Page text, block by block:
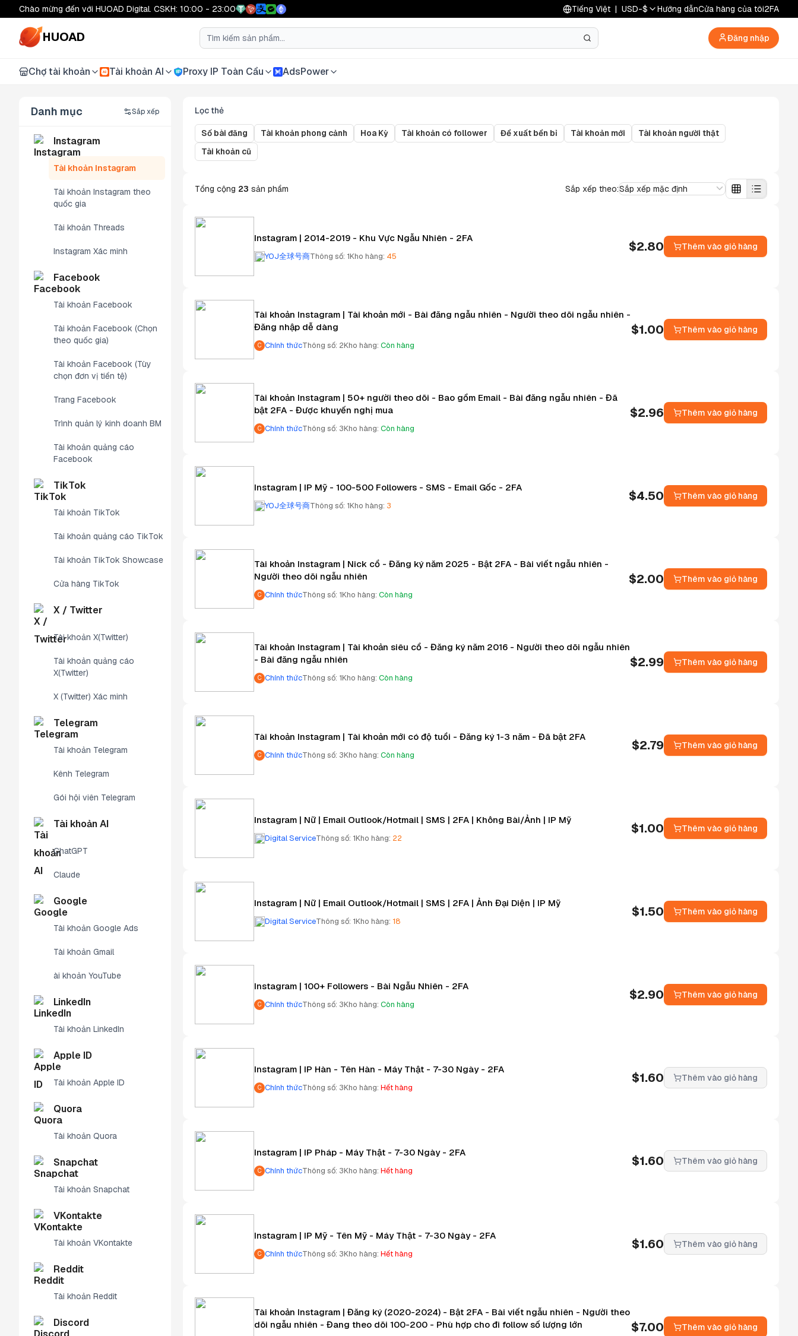
Chào mừng đến với HUOAD Digital. CSKH: 10:00 - 23:00 Tiếng Việt | USD-$ Hướng dẫnCửa hàng của tôi2FA
HUOAD Đăng nhập
Chợ tài khoản AI Tài khoản AI Proxy IP Toàn Cầu AdsPower
Danh mục Sắp xếp
Instagram
Tài khoản Instagram
Tài khoản Instagram theo
quốc gia
Tài khoản Threads
Instagram Xác minh
Facebook
Tài khoản Facebook
Tài khoản Facebook (Chọn
theo quốc gia)
Tài khoản Facebook (Tùy
chọn đơn vị tiền tệ)
Trang Facebook
Trình quản lý kinh doanh BM
Tài khoản quảng cáo
Facebook
TikTok
Tài khoản TikTok
Tài khoản quảng cáo TikTok
Tài khoản TikTok Showcase
Cửa hàng TikTok
X / Twitter
Tài khoản X(Twitter)
Tài khoản quảng cáo
X(Twitter)
X (Twitter) Xác minh
Telegram
Tài khoản Telegram
Kênh Telegram
Gói hội viên Telegram
Tài khoản AI
ChatGPT
Claude
Google
Tài khoản Google Ads
Tài khoản Gmail
ài khoản YouTube
LinkedIn
Tài khoản LinkedIn
Apple ID
Tài khoản Apple ID
Quora
Tài khoản Quora
Snapchat
Tài khoản Snapchat
VKontakte
Tài khoản VKontakte
Reddit
Tài khoản Reddit
Discord
Lọc thẻ
Số bài đăng Tài khoản phong cảnh Hoa Kỳ Tài khoản có follower Đề xuất bền bỉ Tài khoản mới
Tài khoản người thật
Tài khoản cũ
Tổng cộng 23 sản phẩm Sắp xếp theo:Sắp xếp mặc định
Instagram | 2014-2019 - Khu Vực Ngẫu Nhiên - 2FA
YOJ全球号商Thông số: 1Kho hàng: 45
$2.80 Thêm vào giỏ hàng
Tài khoản Instagram | Tài khoản mới - Bài đăng ngẫu nhiên - Người theo dõi ngẫu nhiên -
Đăng nhập dễ dàng
C Chính thứcThông số: 2Kho hàng: Còn hàng
$1.00 Thêm vào giỏ hàng
Tài khoản Instagram | 50+ người theo dõi - Bao gồm Email - Bài đăng ngẫu nhiên - Đã
bật 2FA - Được khuyến nghị mua
C Chính thứcThông số: 3Kho hàng: Còn hàng
$2.96 Thêm vào giỏ hàng
Instagram | IP Mỹ - 100-500 Followers - SMS - Email Gốc - 2FA
YOJ全球号商Thông số: 1Kho hàng: 3
$4.50 Thêm vào giỏ hàng
Tài khoản Instagram | Nick cổ - Đăng ký năm 2025 - Bật 2FA - Bài viết ngẫu nhiên -
Người theo dõi ngẫu nhiên
C Chính thứcThông số: 1Kho hàng: Còn hàng
$2.00 Thêm vào giỏ hàng
Tài khoản Instagram | Tài khoản siêu cổ - Đăng ký năm 2016 - Người theo dõi ngẫu nhiên
- Bài đăng ngẫu nhiên
C Chính thứcThông số: 1Kho hàng: Còn hàng
$2.99 Thêm vào giỏ hàng
Tài khoản Instagram | Tài khoản mới có độ tuổi - Đăng ký 1-3 năm - Đã bật 2FA
C Chính thứcThông số: 3Kho hàng: Còn hàng
$2.79 Thêm vào giỏ hàng
Instagram | Nữ | Email Outlook/Hotmail | SMS | 2FA | Không Bài/Ảnh | IP Mỹ
Digital ServiceThông số: 1Kho hàng: 22
$1.00 Thêm vào giỏ hàng
Instagram | Nữ | Email Outlook/Hotmail | SMS | 2FA | Ảnh Đại Diện | IP Mỹ
Digital ServiceThông số: 1Kho hàng: 18
$1.50 Thêm vào giỏ hàng
Instagram | 100+ Followers - Bài Ngẫu Nhiên - 2FA
C Chính thứcThông số: 3Kho hàng: Còn hàng
$2.90 Thêm vào giỏ hàng
Instagram | IP Hàn - Tên Hàn - Máy Thật - 7-30 Ngày - 2FA
C Chính thứcThông số: 3Kho hàng: Hết hàng
$1.60 Thêm vào giỏ hàng
Instagram | IP Pháp - Máy Thật - 7-30 Ngày - 2FA
C Chính thứcThông số: 3Kho hàng: Hết hàng
$1.60 Thêm vào giỏ hàng
Instagram | IP Mỹ - Tên Mỹ - Máy Thật - 7-30 Ngày - 2FA
C Chính thứcThông số: 3Kho hàng: Hết hàng
$1.60 Thêm vào giỏ hàng
Tài khoản Instagram | Đăng ký (2020-2024) - Bật 2FA - Bài viết ngẫu nhiên - Người theo
dõi ngẫu nhiên - Đang theo dõi 100-200 - Phù hợp cho đi follow số lượng lớn
$7.00 Thêm vào giỏ hàng